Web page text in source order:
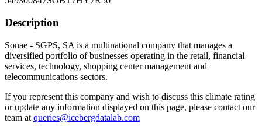
Description
Sonae - SGPS, SA is a multinational company that manages a
diversified portfolio of businesses operating in the retail, financial
services, technology, shopping center management and
telecommunications sectors.
If you represent this company and wish to discuss this climate rating
or update any information displayed on this page, please contact our
team at queries@icebergdatalab.com